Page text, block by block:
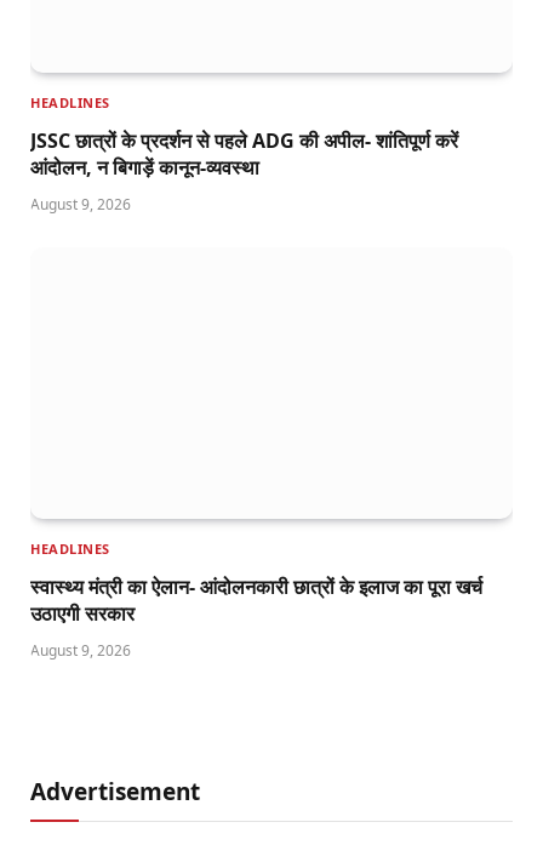
HEADLINES
JSSC छात्रों के प्रदर्शन से पहले ADG की अपील- शांतिपूर्ण करें
आंदोलन, न बिगाड़ें कानून-व्यवस्था
August 9, 2026
HEADLINES
स्वास्थ्य मंत्री का ऐलान- आंदोलनकारी छात्रों के इलाज का पूरा खर्च
उठाएगी सरकार
August 9, 2026
Advertisement